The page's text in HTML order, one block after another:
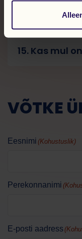
töötundide
15. Kas mul
VÕTKE
Eesnimi (Kohustuslik)
Perekonnanimi
E-posti aadress